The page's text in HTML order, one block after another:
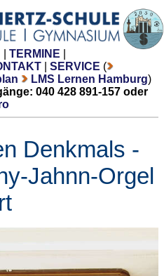
TERMINE
SERVICE (
LMS Lernen Hamburg)
040 428 891-157 oder
Denkmals -
Jahnn-Orgel